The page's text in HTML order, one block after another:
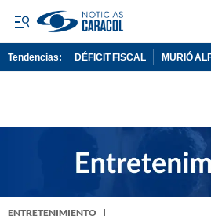
Tendencias: DÉFICIT FISCAL MURIÓ
ENTRETENIMIENTO